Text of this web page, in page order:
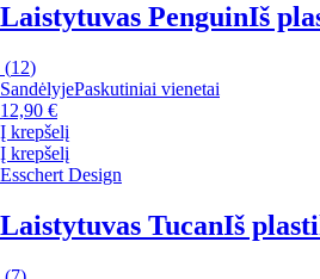
Laistytuvas PenguinIš
(12)
SandėlyjePaskutiniai vienetai
12,90 €
Į krepšelį
Į krepšelį
Esschert Design
Laistytuvas TucanIš